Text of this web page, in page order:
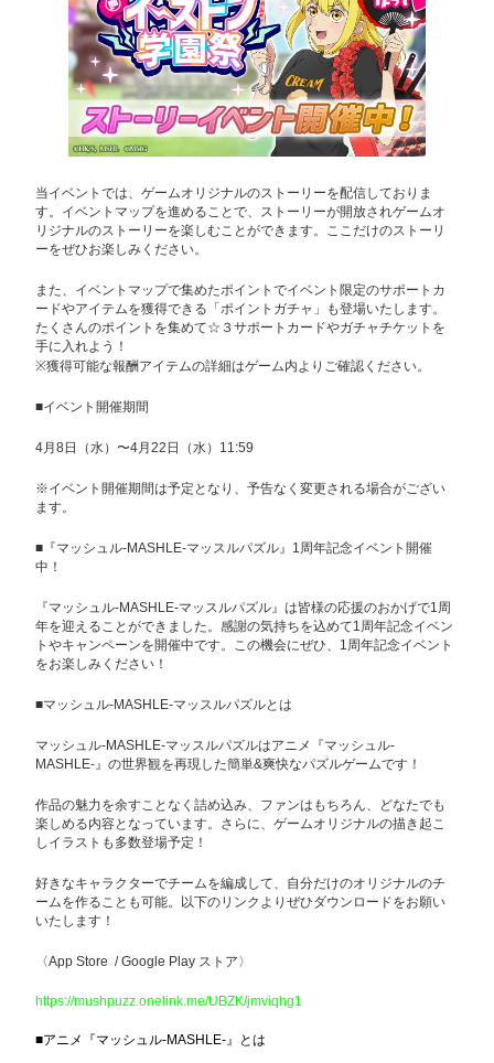
当イベントでは、ゲームオリジナルのストーリーを配信しておりま
す。イベントマップを進めることで、ストーリーが開放されゲームオ
リジナルのストーリーを楽しむことができます。ここだけのストーリ
ーをぜひお楽しみください。
また、イベントマップで集めたポイントでイベント限定のサポートカ
ードやアイテムを獲得できる「ポイントガチャ」も登場いたします。
たくさんのポイントを集めて☆３サポートカードやガチャチケットを
手に入れよう！
※獲得可能な報酬アイテムの詳細はゲーム内よりご確認ください。
■イベント開催期間
4月8日（水）〜4月22日（水）11:59
※イベント開催期間は予定となり、予告なく変更される場合がござい
ます。
■『マッシュル-MASHLE-マッスルパズル』1周年記念イベント開催
中！
『マッシュル-MASHLE-マッスルパズル』は皆様の応援のおかげで1周
年を迎えることができました。感謝の気持ちを込めて1周年記念イベン
トやキャンペーンを開催中です。この機会にぜひ、1周年記念イベント
をお楽しみください！
■マッシュル-MASHLE-マッスルパズルとは
マッシュル-MASHLE-マッスルパズルはアニメ『マッシュル-
MASHLE-』の世界観を再現した簡単&爽快なパズルゲームです！
作品の魅力を余すことなく詰め込み、ファンはもちろん、どなたでも
楽しめる内容となっています。さらに、ゲームオリジナルの描き起こ
しイラストも多数登場予定！
好きなキャラクターでチームを編成して、自分だけのオリジナルのチ
ームを作ることも可能。以下のリンクよりぜひダウンロードをお願い
いたします！
〈App Store / Google Play ストア〉
https://mushpuzz.onelink.me/UBZK/jmviqhg1
■アニメ『マッシュル-MASHLE-』とは